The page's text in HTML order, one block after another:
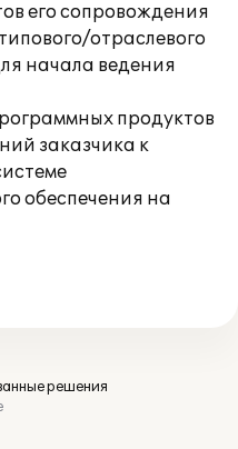
его сопровождения
отраслевого
начала ведения
продуктов
заказчика к
обеспечения на
решения